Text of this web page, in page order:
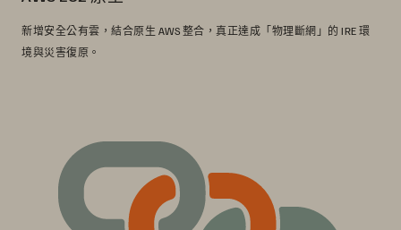
新增安全公有雲，結合原生 AWS 整合，真正達成「物理斷網」的 IRE 環
境與災害復原。